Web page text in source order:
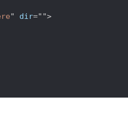
" dir=" ">